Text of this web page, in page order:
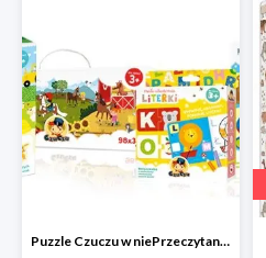
Puzzle Czuczu w niePrzeczytane.pl do -40%